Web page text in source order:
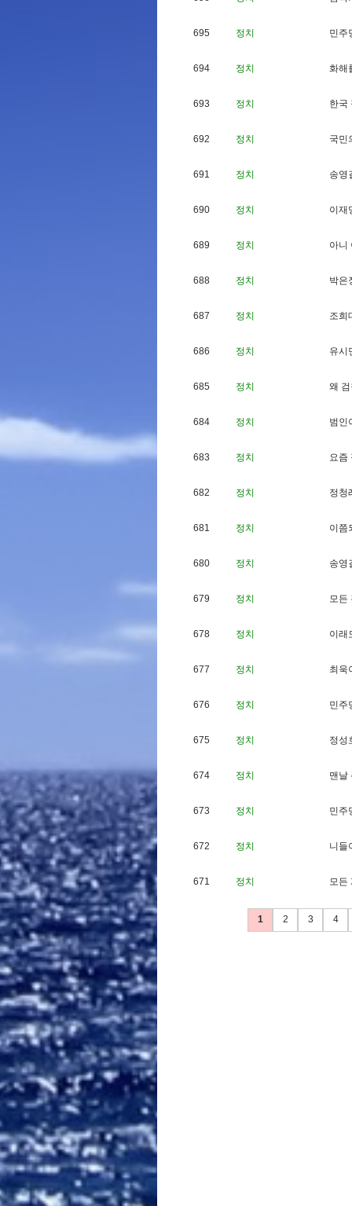
695 정치 민주
694 정치 화해
693 정치 한국
692 정치 국민
691 정치 송영
690 정치 이 재
689 정치 아니
688 정치 박은
687 정치 조희
686 정치 유시
685 정치 왜 검
684 정치 범 인
683 정치 요즘
682 정치 정청
681 정치 이 쯤
680 정치 송영
679 정치 모든
678 정치 이 래
677 정치 최 욱
676 정치 민주
675 정치 정성
674 정치 맨날
673 정치 민주
672 정치 니 들
671 정치 모든
1 2 3 4